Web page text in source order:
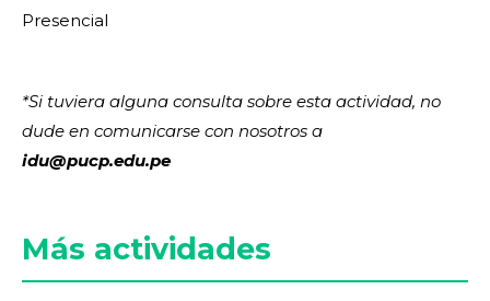
Presencial
*Si tuviera alguna consulta sobre esta actividad, no
dude en comunicarse con nosotros a
idu@pucp.edu.pe
Más actividades